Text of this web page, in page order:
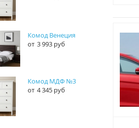
Комод Венеция
3 993 руб
Комод МДФ №3
4 345 руб